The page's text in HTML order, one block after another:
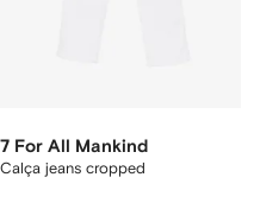
7 For All Mankind
Calça jeans cropped